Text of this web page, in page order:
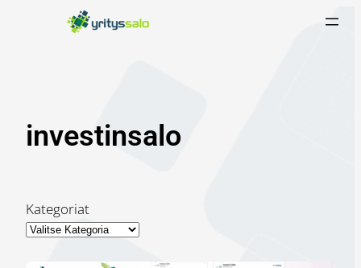
investinsalo
Kategoriat